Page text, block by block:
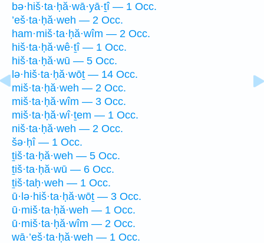
bə·hiš·ta·ḥă·wā·yā·ṯî — 1 Occ.
’eš·ta·ḥă·weh — 2 Occ.
ham·miš·ta·ḥă·wîm — 2 Occ.
hiš·ta·ḥă·wê·ṯî — 1 Occ.
hiš·ta·ḥă·wū — 5 Occ.
lə·hiš·ta·ḥă·wōṯ — 14 Occ.
miš·ta·ḥă·weh — 2 Occ.
miš·ta·ḥă·wîm — 3 Occ.
miš·ta·ḥă·wî·ṯem — 1 Occ.
niš·ta·ḥă·weh — 2 Occ.
šə·ḥî — 1 Occ.
ṯiš·ta·ḥă·weh — 5 Occ.
ṯiš·ta·ḥă·wū — 6 Occ.
ṯiš·taḥ·weh — 1 Occ.
ū·lə·hiš·ta·ḥă·wōṯ — 3 Occ.
ū·miš·ta·ḥă·weh — 1 Occ.
ū·miš·ta·ḥă·wîm — 2 Occ.
wā·’eš·ta·ḥă·weh — 1 Occ.